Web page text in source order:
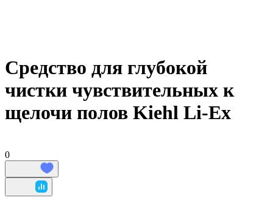
Средство для глубокой
чистки чувствительных к
щелочи полов Kiehl Li-Ex
0